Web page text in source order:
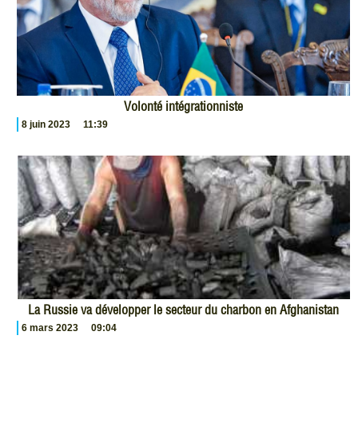
Volonté intégrationniste
8 juin 2023 11:39
La Russie va développer le secteur du charbon en Afghanistan
6 mars 2023 09:04